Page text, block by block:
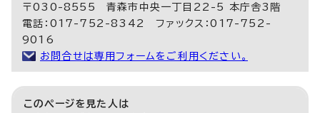
〒030-8555 青森市中央一丁目22-5 本庁舎3階
電話：017-752-8342 ファックス：017-752-
9016
お問合せは専用フォームをご利用ください。
このページを見た人は